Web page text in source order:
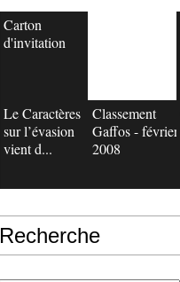
Carton
d'invitation
Le Caractères
sur l’évasion
vient d...
Classement
Gaffos - février
2008
Recherche